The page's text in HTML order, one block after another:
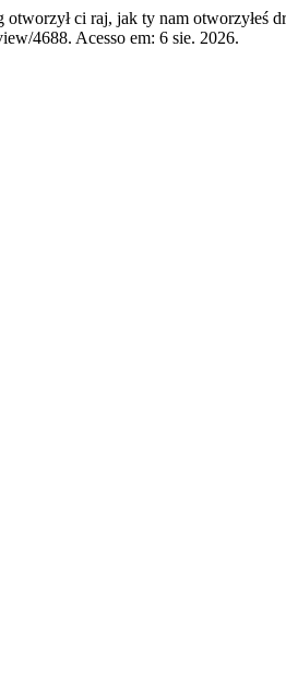
ci raj, jak ty nam otworzyłeś
4688. Acesso em: 6 sie. 2026.